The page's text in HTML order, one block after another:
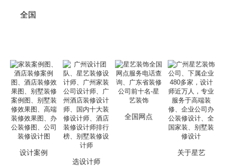
全国
设计案例
选设计师
全国网点
关于星艺